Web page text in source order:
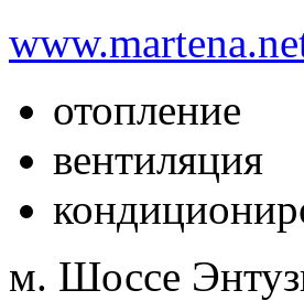
отопление
вентиляция
м. Шоссе